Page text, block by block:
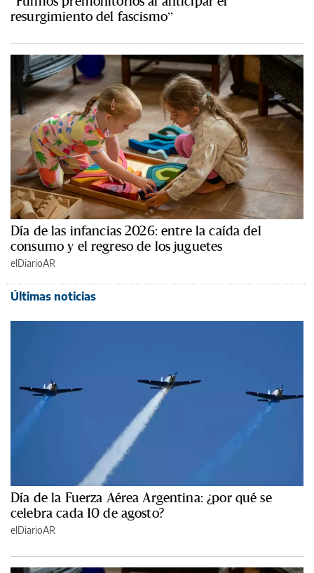
resurgimiento del fascismo”
Día de las infancias 2026: entre la caída del
consumo y el regreso de los juguetes
elDiarioAR
Últimas noticias
Día de la Fuerza Aérea Argentina: ¿por qué se
celebra cada 10 de agosto?
elDiarioAR